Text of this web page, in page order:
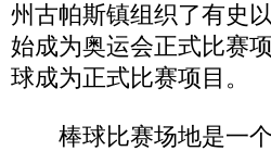
州古帕斯镇组织了有史
始成为奥运会正式比赛
球成为正式比赛项目。
棒球比赛场地是一个